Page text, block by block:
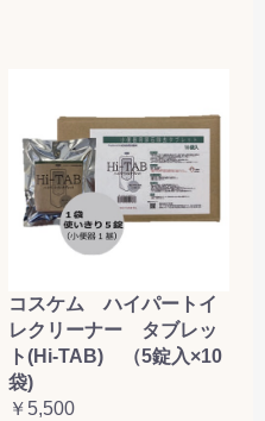
コスケム ハイパートイ
レクリーナー タブレッ
ト(Hi-TAB) （5錠入×10
袋)
￥5,500